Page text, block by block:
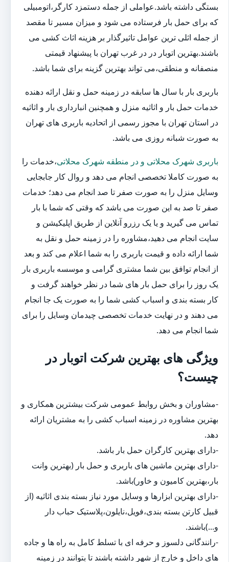
بستگی داشته باشد.عواملی از جمله دستمزد کارگر،اتومبیلی
که برای حمل بار فرستاده می شود و میزان مسیر تا مقصد
از جمله اثلی ترین عوامل تاثیرگذار بر هزینه اثاث کشی می
باشند.بهترین اتوبار در در غرب تهران با پیشنهاد قیمتی
منصفانه و منطقی،می تواند بهترین گزینه برای شما باشد.
باربری بار با سال ها سابقه در زمینه حمل و نقل ارائه دهنده
خدمات حمل بار و اثاثیه منزل و همچنین انبارداری بار و اثاثیه
در استان تهران با مجوز رسمی از اتحادیه باربری های تهران
به صورت شبانه روزی می باشد.
باربری شهرک محلاتی و در منطقه شهرک محلاتی،خدمات را
به صورت کاملا تخصصی انجام می دهد و روال کار جابجایی
وسایل منزل را به صورت صفر تا صد انجام می دهد؛ خدمات
صفر تا صد به این صورت می باشد که وقتی که شما با بار
تماس می گیرید و یا یک رزرو آنلاین از طریق اپلیکیشن و
سایت انجام می دهید،مشاوره را در زمینه حمل و نقل به
شما ارائه داده و قیمت باربری را به شما اعلام می کند و بعد
از انجام توافق بین شما مشتری گرامی و موسسه باربری بار
یک روز را برای حمل بار های شما در نظر خواهند گرفت و
کار بسته بندی و اسباب کشی شما را به صورت یک جا انجام
می دهند و در نهایت خدمات تخصصی چیدمان وسایل را برای
شما انجام می دهد.
ویژگی های بهترین شرکت اتوبار در
چیست؟
-مشاوران و بخش روابط عمومی شرکت بیشترین همکاری و
بهترین مشاوره در زمینه اسباب کشی را به مشتریان ارائه
دهد.
-دارای بهترین کارگران حمل بار باشد.
-دارای بهترین ماشین های باربری و حمل بار (بهترین وانت
بار،بهترین کامیون و خاور)باشد.
-دارای بهترین ابزارها و وسایل مورد نیاز بسته بندی اثاثیه (از
قبیل کارتن بسته بندی،فویل،نایلون،پلاستیک حباب دار
و...)باشند.
-رانندگانی دلسوز و حرفه ای با تسلط کامل به راه ها و جاده
های داخل و خارج از شهر داشته باشند تا بتوانند در زمینه